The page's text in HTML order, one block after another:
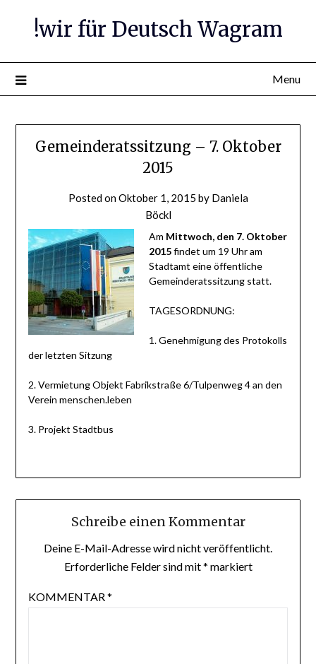
!wir für Deutsch Wagram
Menu
Gemeinderatssitzung – 7. Oktober
2015
Posted onOktober 1, 2015 by Daniela
Böckl
Am Mittwoch, den 7. Oktober
2015findet um 19 Uhr am
Stadtamt eine öffentliche
Gemeinderatssitzung statt.
TAGESORDNUNG:
1. Genehmigung des Protokolls
der letzten Sitzung
2. Vermietung Objekt Fabrikstraße 6/Tulpenweg 4 an den
Verein menschen.leben
3. Projekt Stadtbus
Schreibe einen Kommentar
Deine E-Mail-Adresse wird nicht veröffentlicht.
Erforderliche Felder sind mit* markiert
KOMMENTAR*